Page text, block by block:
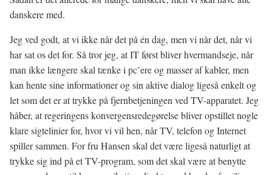
danskere med.
Jeg ved godt, at vi ikke når det på én dag, men vi når det, når vi
har sat os det for. Så tror jeg, at IT først bliver hvermandseje, når
man ikke længere skal tænke i pc’ere og masser af kabler, men
kan hente sine informationer og sin aktive dialog ligeså enkelt og
let som det er at trykke på fjernbetjeningen ved TV-apparatet. Jeg
håber, at regeringens konvergensredegørelse bliver opstillet nogle
klare sigtelinier for, hvor vi vil hen, når TV, telefon og Internet
spiller sammen. For fru Hansen skal det være ligeså naturligt at
trykke sig ind på et TV-program, som det skal være at benytte